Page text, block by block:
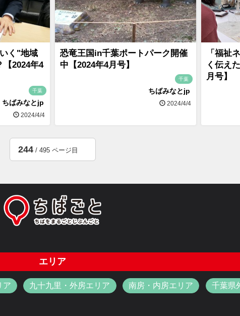
く"地域
【2024年4
千葉
ちばみなとjp
2024/4/4
恐竜王国in千葉ポートパーク開催
中【2024年4月号】
千葉
ちばみなとjp
2024/4/4
「福祉
く伝え
月号】
244/ 495 ページ目
エリア
ア 九十九里・外房エリア 南房・内房エリア 千葉県